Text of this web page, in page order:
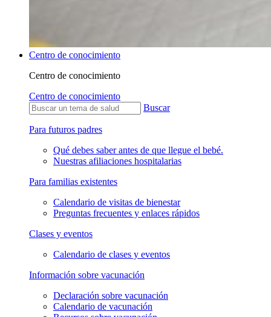
Centro de conocimiento
Centro de conocimiento
Centro de conocimiento
Buscar
Para futuros padres
Qué debes saber antes de que llegue el bebé.
Nuestras afiliaciones hospitalarias
Para familias existentes
Calendario de visitas de bienestar
Preguntas frecuentes y enlaces rápidos
Clases y eventos
Calendario de clases y eventos
Información sobre vacunación
Declaración sobre vacunación
Calendario de vacunación